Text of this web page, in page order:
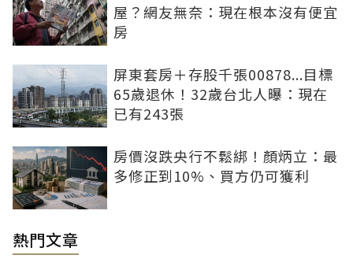
屋？網友無奈：現在根本沒有便宜
房
屏東套房＋存股千張00878...目標
65歲退休！32歲台北人曝：現在
已有243張
房價沒跌央行不鬆綁！顏炳立：最
多修正到10%、買方仍可獲利
熱門文章